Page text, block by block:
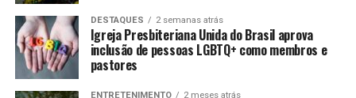
DESTAQUES 2 semanas atrás
Igreja Presbiteriana Unida do Brasil aprova
inclusão de pessoas LGBTQ+ como membros e
pastores
ENTRETENIMENTO 2 meses atrás